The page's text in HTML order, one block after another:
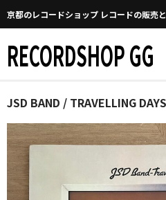
京都のレコードショップ レコードの販売
RECORDSHOP GG
Home
マイページ
GGについて
買取について
JSD BAND / TRAVELLING DAYS